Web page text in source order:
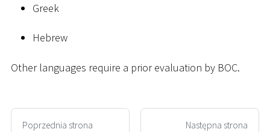
Greek
Hebrew
Other languages require a prior evaluation by BOC.
Poprzednia strona Następna strona